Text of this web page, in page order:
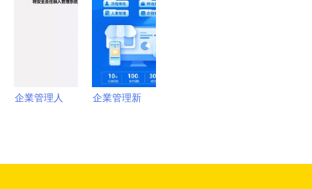
國有重點企
與企業管理
設計
企業管理人
企業管理新